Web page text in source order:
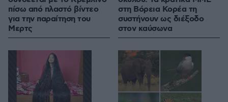
πίσω από πλαστό βίντεο
για την παραίτηση του
Μερτς
στη Βόρεια Κορέα τη
συστήνουν ως διέξοδο
στον καύσωνα